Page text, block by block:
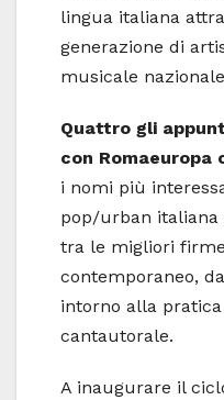
lingua italiana
generazione di
musicale
Quattro gli
con Romaeuropa
i nomi più
pop/urban
tra le migliori
contemporaneo,
intorno alla
cantautorale.
A inaugurare il